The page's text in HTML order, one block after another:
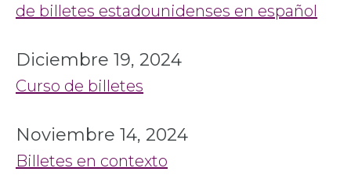
de billetes estadounidenses en español
Diciembre 19, 2024
Curso de billetes
Noviembre 14, 2024
Billetes en contexto